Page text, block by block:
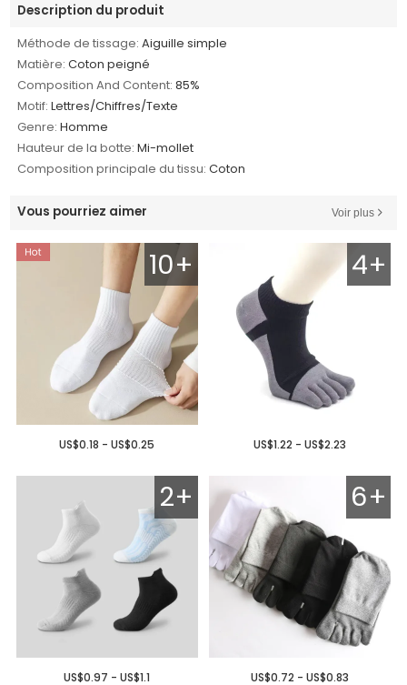
Description du produit
Méthode de tissage: Aiguille simple
Matière: Coton peigné
Composition And Content: 85%
Motif: Lettres/Chiffres/Texte
Genre: Homme
Hauteur de la botte: Mi-mollet
Composition principale du tissu: Coton
Vous pourriez aimer Voir plus
10+
US$0.18 - US$0.25
4+
US$1.22 - US$2.23
2+
US$0.97 - US$1.1
6+
US$0.72 - US$0.83